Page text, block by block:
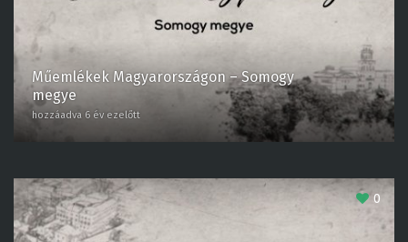
Műemlékek Magyarországon – Somogy
megye
hozzáadva 6 év ezelőtt
0